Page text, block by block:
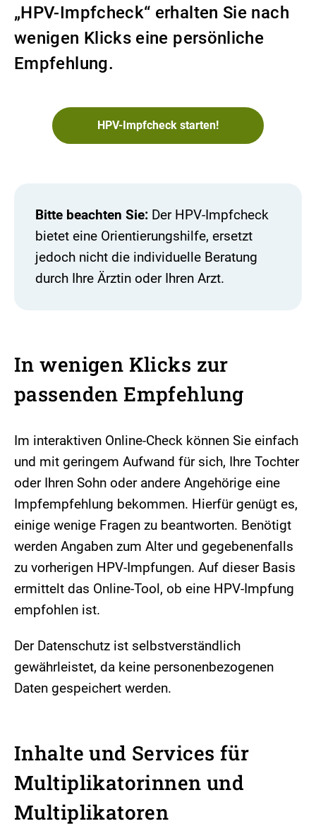
„HPV-Impfcheck“ erhalten Sie nach
wenigen Klicks eine persönliche
Empfehlung.
HPV-Impfcheck starten!
Bitte beachten Sie: Der HPV-Impfcheck
bietet eine Orientierungshilfe, ersetzt
jedoch nicht die individuelle Beratung
durch Ihre Ärztin oder Ihren Arzt.
In wenigen Klicks zur
passenden Empfehlung
Im interaktiven Online-Check können Sie einfach
und mit geringem Aufwand für sich, Ihre Tochter
oder Ihren Sohn oder andere Angehörige eine
Impfempfehlung bekommen. Hierfür genügt es,
einige wenige Fragen zu beantworten. Benötigt
werden Angaben zum Alter und gegebenenfalls
zu vorherigen HPV-Impfungen. Auf dieser Basis
ermittelt das Online-Tool, ob eine HPV-Impfung
empfohlen ist.
Der Datenschutz ist selbstverständlich
gewährleistet, da keine personenbezogenen
Daten gespeichert werden.
Inhalte und Services für
Multiplikatorinnen und
Multiplikatoren